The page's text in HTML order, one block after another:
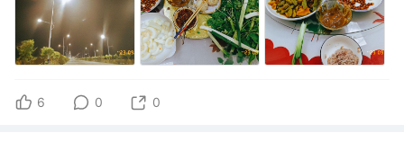
6 0 0